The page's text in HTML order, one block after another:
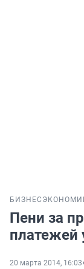
БИЗНЕС
Пени за
платежей
20 марта 2014, 16:03